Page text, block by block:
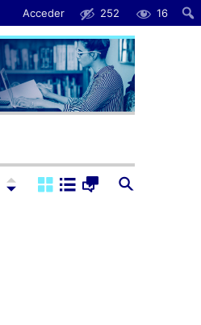
Acceder 252 16
Ordenar:Descendente